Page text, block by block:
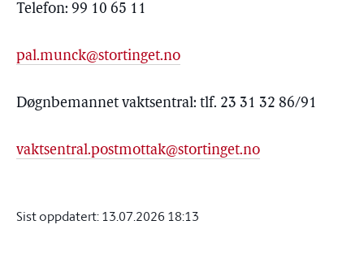
Telefon: 99 10 65 11
pal.munck@stortinget.no
Døgnbemannet vaktsentral: tlf. 23 31 32 86/91
vaktsentral.postmottak@stortinget.no
Sist oppdatert:13.07.2026 18:13